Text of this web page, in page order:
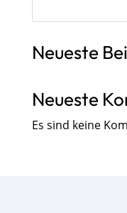
Neueste
Neueste
Es sind keine